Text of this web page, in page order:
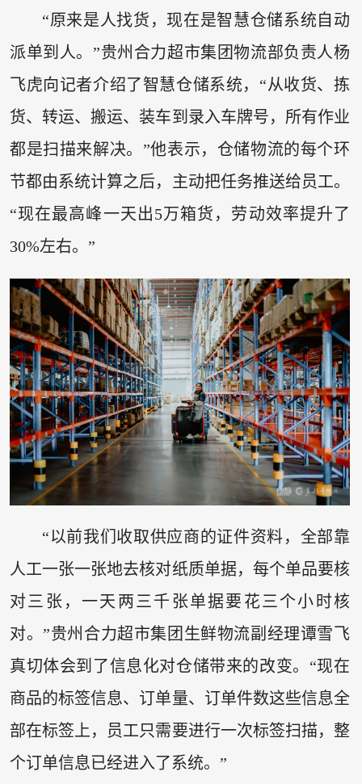
“原来是人找货，现在是智慧仓储系统自动
派单到人。”贵州合力超市集团物流部负责人杨
飞虎向记者介绍了智慧仓储系统，“从收货、拣
货、转运、搬运、装车到录入车牌号，所有作业
都是扫描来解决。”他表示，仓储物流的每个环
节都由系统计算之后，主动把任务推送给员工。
“现在最高峰一天出5万箱货，劳动效率提升了
30%左右。”
“以前我们收取供应商的证件资料，全部靠
人工一张一张地去核对纸质单据，每个单品要核
对三张，一天两三千张单据要花三个小时核
对。”贵州合力超市集团生鲜物流副经理谭雪飞
真切体会到了信息化对仓储带来的改变。“现在
商品的标签信息、订单量、订单件数这些信息全
部在标签上，员工只需要进行一次标签扫描，整
个订单信息已经进入了系统。”